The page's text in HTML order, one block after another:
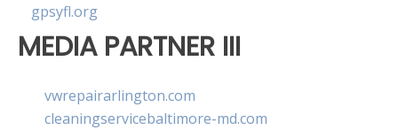
gpsyfl.org
MEDIA PARTNER III
vwrepairarlington.com
cleaningservicebaltimore-md.com